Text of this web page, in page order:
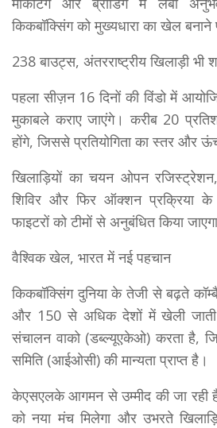
किकबॉक्सिंग को मुख्यधारा का खेल बनाने
238 बाउट्स, अंतरराष्ट्रीय खिलाड़ी भी
पहला सीज़न 16 दिनों की विंडो में
मुकाबले कराए जाएंगे। करीब 20
होंगे, जिससे प्रतियोगिता का स्तर और
खिलाड़ियों का चयन ओपन
शिविर और फिर ऑक्शन प्रक्रिया के
फाइटरों को टीमों से अनुबंधित किया
वैश्विक खेल, भारत में नई पहचान
किकबॉक्सिंग दुनिया के तेजी से बढ़ते
और 150 से अधिक देशों में खेली जाती
संचालन वाको (डब्ल्यूएकेओ) करता है,
समिति (आईओसी) की मान्यता प्राप्त है।
केएसएलके आगमन से उम्मीद की जा रही
को नया मंच मिलेगा और उभरते